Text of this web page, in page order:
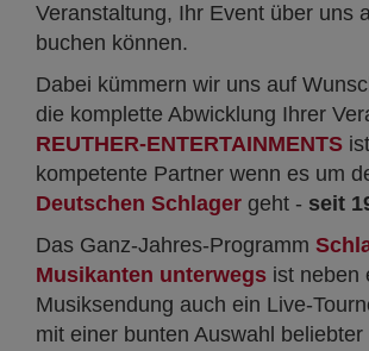
Veranstaltung, Ihr Event über uns
buchen können.
Dabei kümmern wir uns auf
die komplette Abwicklung Ihrer
REUTHER-ENTERTAINMENTS
kompetente Partner wenn es um
Deutschen Schlager geht - seit
Das Ganz-Jahres-Programm
Musikanten unterwegs ist neben
Musiksendung auch ein Live-
mit einer bunten Auswahl beliebter